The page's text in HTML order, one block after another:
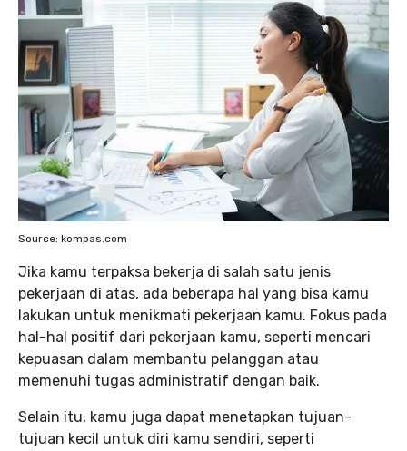
Source: kompas.com
Jika kamu terpaksa bekerja di salah satu jenis
pekerjaan di atas, ada beberapa hal yang bisa kamu
lakukan untuk menikmati pekerjaan kamu. Fokus pada
hal-hal positif dari pekerjaan kamu, seperti mencari
kepuasan dalam membantu pelanggan atau
memenuhi tugas administratif dengan baik.
Selain itu, kamu juga dapat menetapkan tujuan-
tujuan kecil untuk diri kamu sendiri, seperti